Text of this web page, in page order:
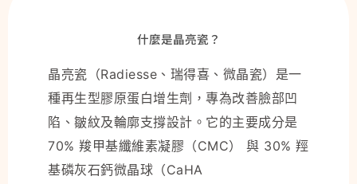
什麼是晶亮瓷？
晶亮瓷（Radiesse、瑞得喜、微晶瓷）是一
種再生型膠原蛋白增生劑，專為改善臉部凹
陷、皺紋及輪廓支撐設計。它的主要成分是
70% 羧甲基纖維素凝膠（CMC） 與 30% 羥
基磷灰石鈣微晶球（CaHA